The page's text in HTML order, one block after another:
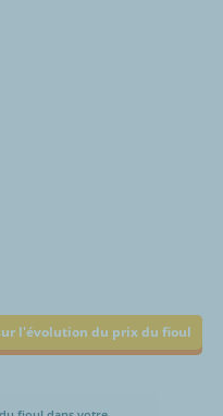
l'évolution du prix du fioul